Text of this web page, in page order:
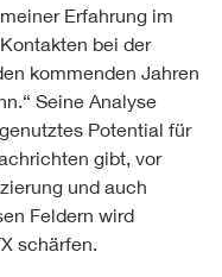
Erfahrung im
bei der
kommenden Jahren
Seine Analyse
Potential für
gibt, vor
und auch
Feldern wird
schärfen.